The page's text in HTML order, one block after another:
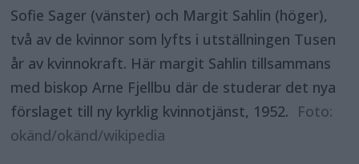
Sofie Sager (vänster) och Margit Sahlin (höger),
två av de kvinnor som lyfts i utställningen Tusen
år av kvinnokraft. Här margit Sahlin tillsammans
med biskop Arne Fjellbu där de studerar det nya
förslaget till ny kyrklig kvinnotjänst, 1952. Foto:
okänd/okänd/wikipedia